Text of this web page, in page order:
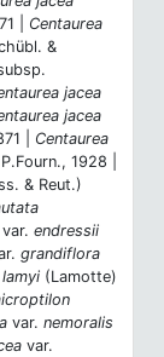
| Centaurea
&
jacea
jacea
| Centaurea
1928 |
& Reut.)
var. endressii
grandiflora
lamyi (Lamotte)
var. nemoralis
var.